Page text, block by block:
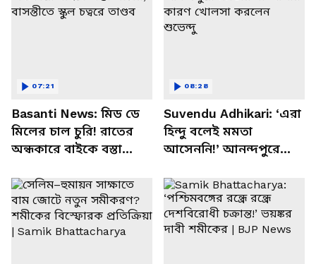
Basanti News: মিড ডে
মিলের চাল চুরি! রাতের
অন্ধকারে বাইকে বস্তা
চত্বরে তাণ্ডব
07:21
Suvendu Adhikari: ‘এরা
হিন্দু বলেই মমতা
আসেননি!’ আনন্দপুরে
খোলসা করলেন শুভেন্দু
08:28